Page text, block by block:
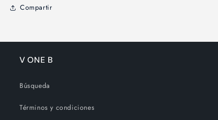
Compartir
V ONE B
Búsqueda
Términos y condiciones